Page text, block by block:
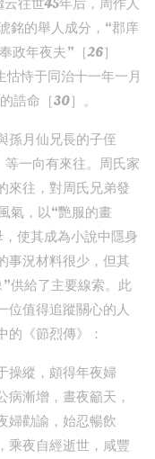
往世45年后，周作人
銘的舉人成分，“郡庠
政年夜夫”［26］
恃于同治十一年一月
誥命［30］。
孫月仙兄長的子侄
一向有來往。周氏家
來往，對周氏兄弟發
氣，以“艷服的畫
使其成為小說中隱身
事況材料很少，但其
供給了主要線索。此
位值得追蹤關心的人
《節烈傳》：
操縱，頗得年夜婦
漸增，晝夜籲天，
婦勸諭，始忍暢飲
乘夜自經逝世，咸豐